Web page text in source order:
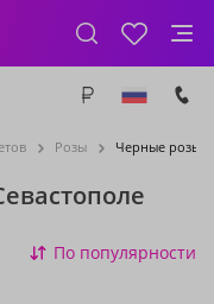
Розы Черные розы
По популярности